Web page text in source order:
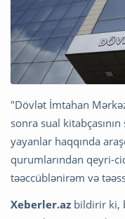
"Dövlət İmtahan
sonra sual
yayanlar haqqında
qurumlarından qeyri-
təəccüblənirəm və
Xeberler.az bildirir ki,